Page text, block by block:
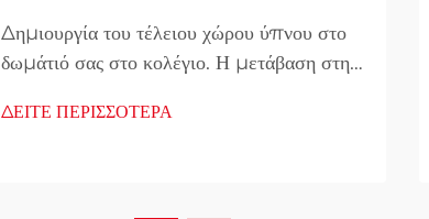
Δημιουργία του τέλειου χώρου ύπνου στο
δωμάτιό σας στο κολέγιο. Η μετάβαση στη
και ένας από τους πιο σημαντικούς
ΔΕΙΤΕ ΠΕΡΙΣΣΟΤΕΡΑ